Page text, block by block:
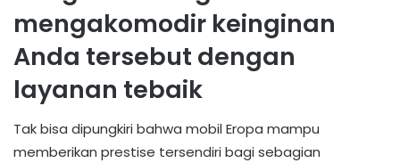
mengakomodir keinginan
Anda tersebut dengan
layanan tebaik
Tak bisa dipungkiri bahwa mobil Eropa mampu
memberikan prestise tersendiri bagi sebagian